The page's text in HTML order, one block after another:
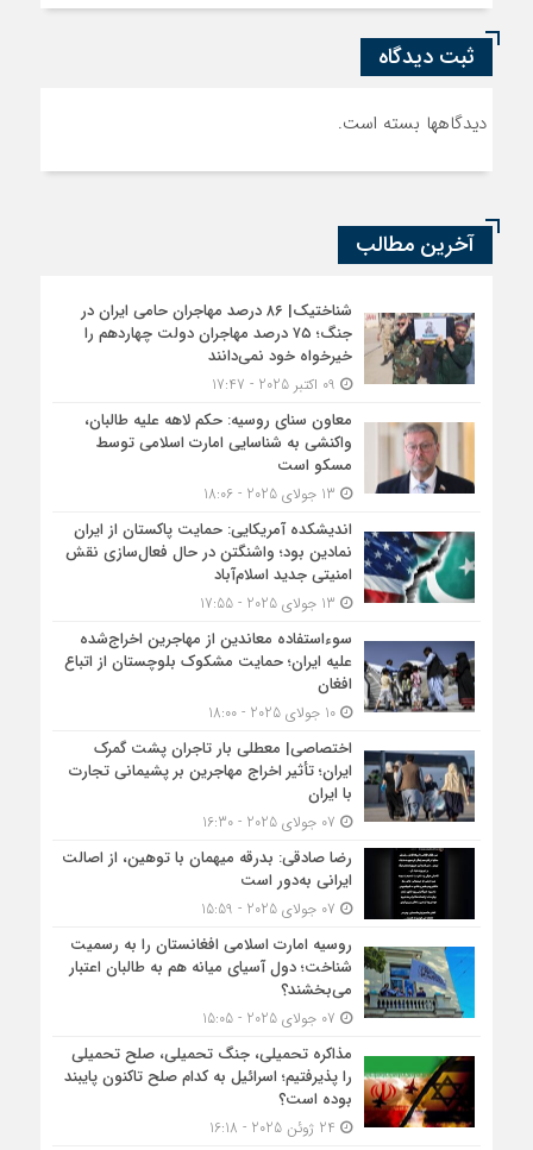
ثبت دیدگاه
دیدگاهها بسته است.
آخرین مطالب
شناختیک| ۸۶ درصد مهاجران حامی ایران در
جنگ؛ ۷۵ درصد مهاجران دولت چهاردهم را
خیرخواه خود نمی‌دانند
معاون سنای روسیه: حکم لاهه علیه طالبان،
واکنشی به شناسایی امارت اسلامی توسط
مسکو است
اندیشکده آمریکایی: حمایت پاکستان از ایران
نمادین بود؛ واشنگتن در حال فعال‌سازی نقش
امنیتی جدید اسلام‌آباد
سوءاستفاده معاندین از مهاجرین اخراج‌شده
علیه ایران؛ حمایت مشکوک بلوچستان از اتباع
افغان
10 جولای 2025 - 18:00
اختصاصی| معطلی بار تاجران پشت گمرک
ایران؛ تأثیر اخراج مهاجرین بر پشیمانی تجارت
با ایران
رضا صادقی: بدرقه میهمان با توهین، از اصالت
ایرانی به‌دور است
روسیه امارت اسلامی افغانستان را به رسمیت
شناخت؛ دول آسیای میانه هم به طالبان اعتبار
می‎‌بخشند؟
مذاکره تحمیلی، جنگ تحمیلی، صلح تحمیلی
را پذیرفتیم؛ اسرائیل به کدام صلح تاکنون پایبند
بوده است؟